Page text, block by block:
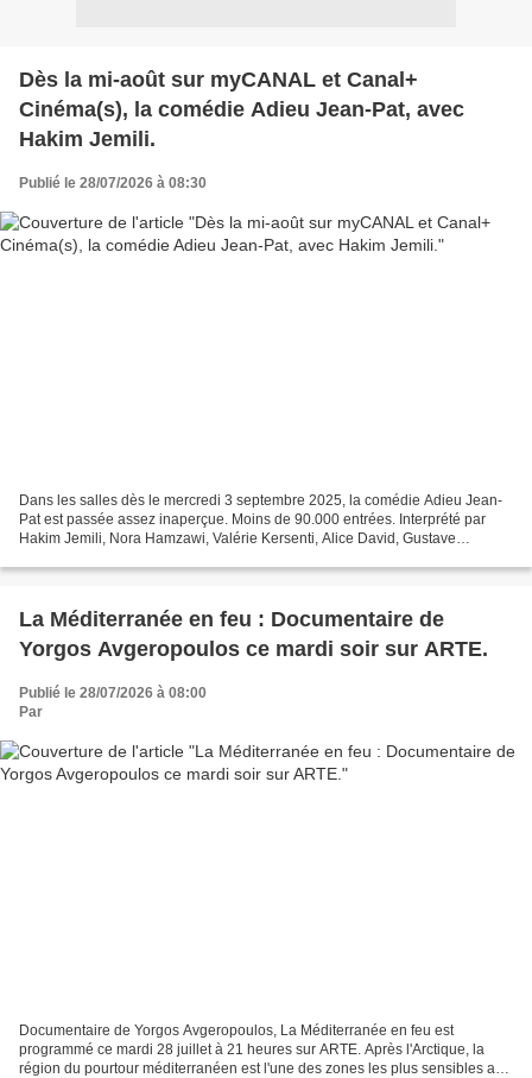
Dès la mi-août sur myCANAL et Canal+
Cinéma(s), la comédie Adieu Jean-Pat, avec
Hakim Jemili.
Publié le 28/07/2026 à 08:30
Dans les salles dès le mercredi 3 septembre 2025, la comédie Adieu Jean-
Pat est passée assez inaperçue. Moins de 90.000 entrées. Interprété par
Hakim Jemili, Nora Hamzawi, Valérie Kersenti, Alice David, Gustave
La Méditerranée en feu : Documentaire de
Yorgos Avgeropoulos ce mardi soir sur ARTE.
Publié le 28/07/2026 à 08:00
Par
Documentaire de Yorgos Avgeropoulos, La Méditerranée en feu est
programmé ce mardi 28 juillet à 21 heures sur ARTE. Après l'Arctique, la
région du pourtour méditerranéen est l'une des zones les plus sensibles au